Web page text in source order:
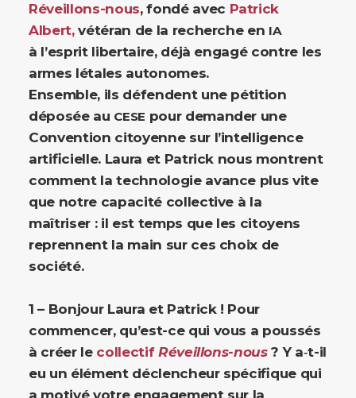
Réveillons-nous, fondé avec Patrick
Albert,vétéran de la recherche en IA
à l’esprit libertaire, déjà engagé contre les
armes létales autonomes.
Ensemble, ils défendent une pétition
déposée au CESE pour demander une
Convention citoyenne sur l’intelligence
artificielle. Laura et Patrick nous montrent
comment la technologie avance plus vite
que notre capacité collective à la
maîtriser : il est temps que les citoyens
reprennent la main sur ces choix de
société.
1 – Bonjour Laura et Patrick ! Pour
commencer, qu’est-ce qui vous a poussés
à créer le collectif Réveillons-nous? Y a‑t-il
eu un élément déclencheur spécifique qui
a motivé votre engagement sur la